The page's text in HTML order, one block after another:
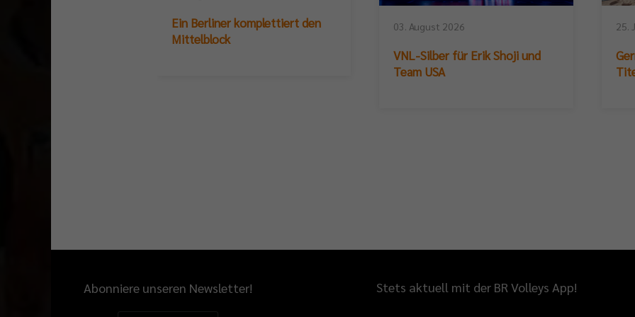
Ein Berliner komplettiert den
Mittelblock
03. August 2026
VNL-Silber für Erik Shoji und
Team USA
25.
Abonniere unseren Newsletter! Stets aktuell mit der BR Volleys App!